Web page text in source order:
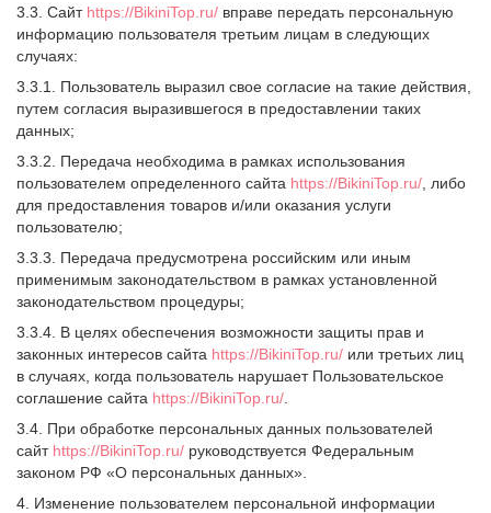
3.3. Сайт https://BikiniTop.ru/ вправе передать персональную
информацию пользователя третьим лицам в следующих
случаях:
3.3.1. Пользователь выразил свое согласие на такие действия,
путем согласия выразившегося в предоставлении таких
данных;
3.3.2. Передача необходима в рамках использования
пользователем определенного сайта https://BikiniTop.ru/ , либо
для предоставления товаров и/или оказания услуги
пользователю;
3.3.3. Передача предусмотрена российским или иным
применимым законодательством в рамках установленной
законодательством процедуры;
3.3.4. В целях обеспечения возможности защиты прав и
законных интересов сайта https://BikiniTop.ru/ или третьих лиц
в случаях, когда пользователь нарушает Пользовательское
соглашение сайта https://BikiniTop.ru/
3.4. При обработке персональных данных пользователей
сайт https://BikiniTop.ru/ руководствуется Федеральным
законом РФ «О персональных данных».
4. Изменение пользователем персональной информации